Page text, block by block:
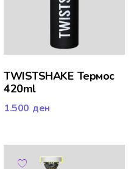
TWISTSHAKE Термос
420ml
1.500 ден